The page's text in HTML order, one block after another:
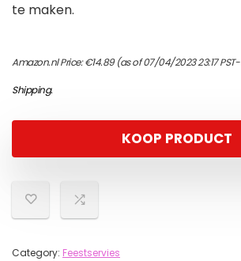
te maken.
Amazon.nl Price:€14.89(as of 07/04/2023 23:17 PST-
Shipping.
KOOP PRODUCT
Category: Feestservies